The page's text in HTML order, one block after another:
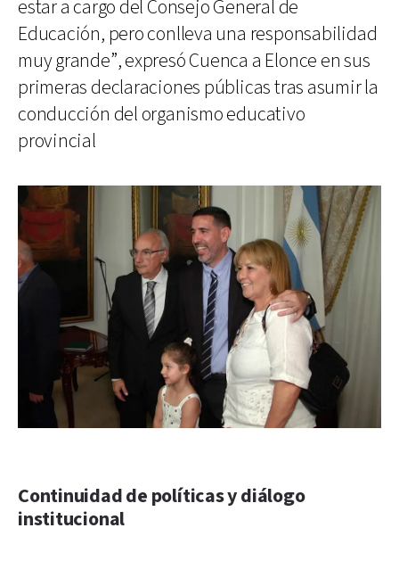
estar a cargo del Consejo General de
Educación, pero conlleva una responsabilidad
muy grande”, expresó Cuenca a Elonce en sus
primeras declaraciones públicas tras asumir la
conducción del organismo educativo
provincial
Continuidad de políticas y diálogo
institucional